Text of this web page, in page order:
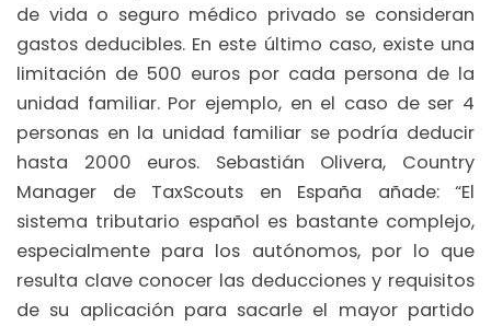
de vida o seguro médico privado se consideran
gastos deducibles. En este último caso, existe una
limitación de 500 euros por cada persona de la
unidad familiar. Por ejemplo, en el caso de ser 4
personas en la unidad familiar se podría deducir
hasta 2000 euros. Sebastián Olivera, Country
Manager de TaxScouts en España añade: “El
sistema tributario español es bastante complejo,
especialmente para los autónomos, por lo que
resulta clave conocer las deducciones y requisitos
de su aplicación para sacarle el mayor partido